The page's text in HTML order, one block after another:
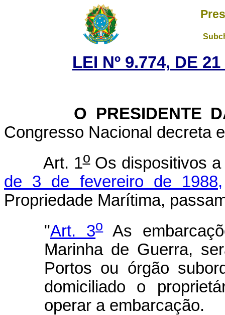
LEI Nº 9.774, DE
O PRESIDENTE DA
Congresso Nacional decreta
Art. 1oOs dispositivos
de 3 de fevereiro de 1988,
Propriedade Marítima,
"Art. 3oAs
Marinha de Guerra,
Portos ou órgão
domiciliado o
operar a embarcação.